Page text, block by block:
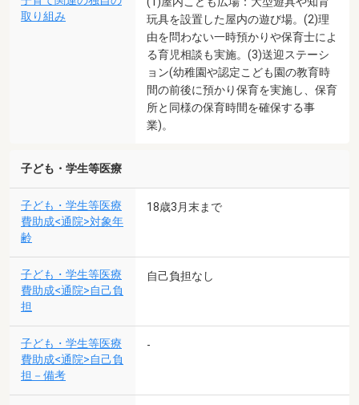
取り組み
玩具を設置した屋内の遊び場。(2)理
由を問わない一時預かりや保育士によ
る育児相談も実施。(3)送迎ステーシ
ョン(幼稚園や認定こども園の教育時
間の前後に預かり保育を実施し、保育
所と同様の保育時間を確保する事
業)。
子ども・学生等医療
子ども・学生等医療
費助成<通院>対象年
齢
18歳3月末まで
子ども・学生等医療
費助成<通院>自己負
担
自己負担なし
子ども・学生等医療
費助成<通院>自己負
担－備考
-